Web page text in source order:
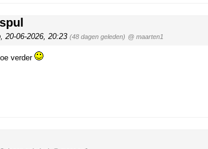
20-06-2026, 20:23 (48 dagen geleden) @ maarten1
verder